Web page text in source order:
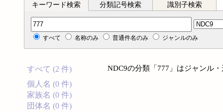
キーワード検索 分類記号検索 識別子検索
分類記号検索
すべて 名称のみ 普通件名のみ ジャンルのみ
すべて (2 件)
個人名 (0 件)
家族名 (0 件)
団体名 (0 件)
NDC9の分類「777」はジャンル